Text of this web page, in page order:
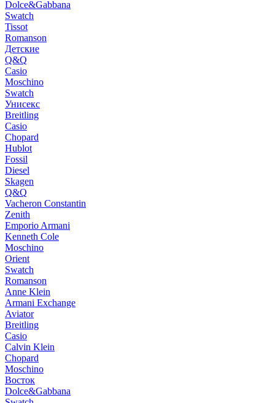
Dolce&Gabbana
Swatch
Tissot
Romanson
Детские
Q&Q
Casio
Moschino
Swatch
Унисекс
Breitling
Casio
Chopard
Hublot
Fossil
Diesel
Skagen
Q&Q
Vacheron Constantin
Zenith
Emporio Armani
Kenneth Cole
Moschino
Orient
Swatch
Romanson
Anne Klein
Armani Exchange
Aviator
Breitling
Casio
Calvin Klein
Chopard
Moschino
Восток
Dolce&Gabbana